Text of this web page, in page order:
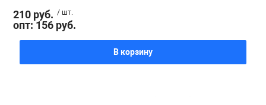
210 руб. / шт.
опт: 156 руб.
В корзину